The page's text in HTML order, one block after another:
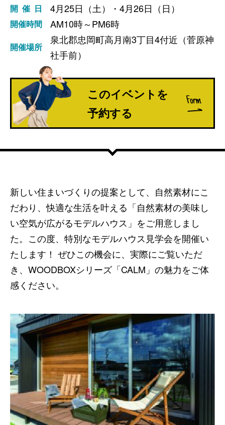
開催日 4月25日（土）・4月26日（日）
開催時間 AM10時～PM6時
開催場所
泉北郡忠岡町高月南3丁目4付近（菅原神
社手前）
このイベントを
予約する
新しい住まいづくりの提案として、自然素材にこ
だわり、快適な生活を叶える「自然素材の美味し
い空気が広がるモデルハウス」をご用意しまし
た。この度、特別なモデルハウス見学会を開催い
たします！ ぜひこの機会に、実際にご覧いただ
き、WOODBOXシリーズ「CALM」の魅力をご体
感ください。